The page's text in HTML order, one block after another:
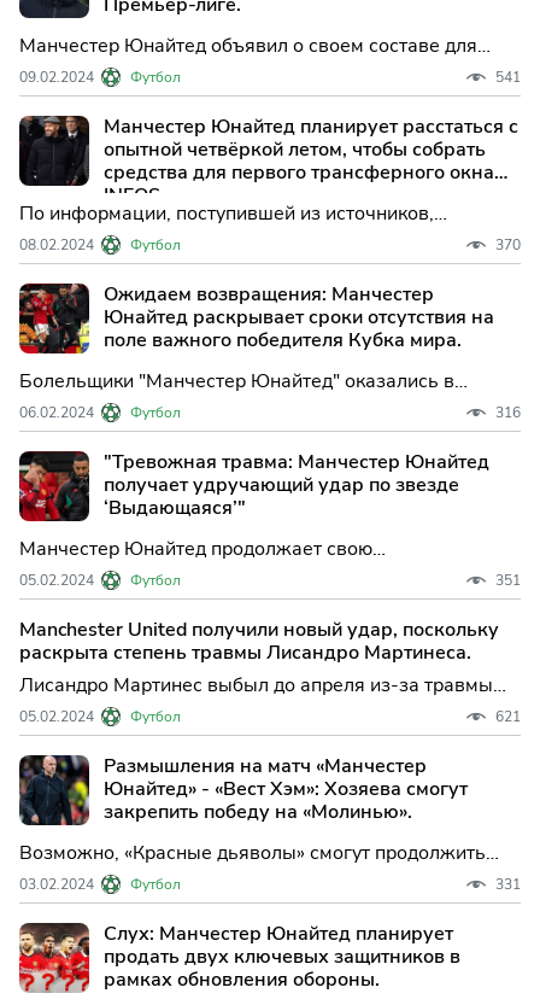
Манчестер Юнайтед объявил о своем составе для
оставшейся части сезона в Премьер-лиге. Это
обычная практика для клубов Премьер-лиги после
окончания январского трансферного окна.
09.02.2024 Футбол 541
Манчестер Юнайтед планирует расстаться с
опытной четвёркой летом, чтобы собрать
средства для первого трансферного окна
INEOS.
По информации, поступившей из источников,
"Манчестер Юнайтед" планирует продать четырех
игроков, чтобы собрать средства на летнее
трансферное окно, которое станет первым под
управлением INEOS.
08.02.2024 Футбол 370
Ожидаем возвращения: Манчестер
Юнайтед раскрывает сроки отсутствия на
поле важного победителя Кубка мира.
Болельщики "Манчестер Юнайтед" оказались в
тревоге после того, как Лисандро Мартинес получил
травму колена в недавней победе со счетом 3:0 над
"Вест Хэм Юнайтед", и комментарии Эрика тен Хага
после матча не помогли снять беспокойство.
06.02.2024 Футбол 316
"Тревожная травма: Манчестер Юнайтед
получает удручающий удар по звезде
‘Выдающаяся’"
Манчестер Юнайтед продолжает свою
беспроигрышную серию в 2024 году, разгромив Вест
Хэм Юнайтед со счетом 3:0 в Премьер-лиге. Однако, в
ходе матча возникла проблема с ключевым
защитником Лисандро Мартинесом.
05.02.2024 Футбол 351
Manchester United получили новый удар, поскольку
раскрыта степень травмы Лисандро Мартинеса.
Лисандро Мартинес выбыл до апреля из-за травмы
колена, полученной в матче между Манчестер
Юнайтед и Вест Хэмом со счетом 3:0 в воскресенье.
Однако проблема с медиальным коллатеральным
связкой оказалась менее серьезной, чем опасался
сам Юнайтед.
05.02.2024 Футбол 621
Размышления на матч «Манчестер
Юнайтед» - «Вест Хэм»: Хозяева смогут
закрепить победу на «Молинью».
Возможно, «Красные дьяволы» смогут продолжить
свое возрождение в воскресенье (17.00 мск.), когда
тренер Дэвид Мойес привезет в Манчестер команду
«Вест Хэм», ведь гости прибудут в неоднозначной
форме.
03.02.2024 Футбол 331
Слух: Манчестер Юнайтед планирует
продать двух ключевых защитников в
рамках обновления обороны.